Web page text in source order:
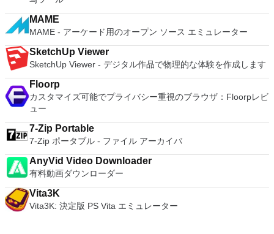
Workstation Pro offers high performance, strong reliability,
and cutting edge features that make it stand out from the
crowd. The full version is a little pricey, but you do get what
MAME
MAME - アーケード用のオープン ソース エミュレーター
SketchUp Viewer
SketchUp Viewer - デジタル作品で物理的な体験を作成します
Floorp
カスタマイズ可能でプライバシー重視のブラウザ：Floorpレビ
ュー
7-Zip Portable
7-Zip ポータブル - ファイル アーカイバ
AnyVid Video Downloader
有料動画ダウンローダー
Vita3K
Vita3K: 決定版 PS Vita エミュレーター